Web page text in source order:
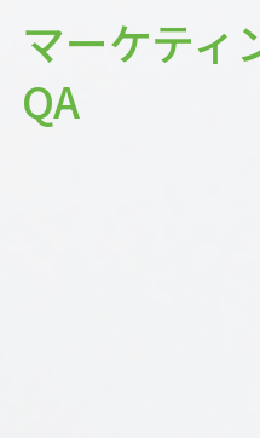
マーケティ
QA